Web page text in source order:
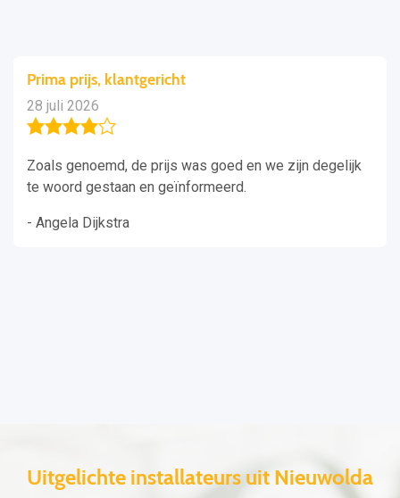
Prima prijs, klantgericht
28 juli 2026
Zoals genoemd, de prijs was goed en we zijn degelijk
te woord gestaan en geïnformeerd.
- Angela Dijkstra
Uitgelichte installateurs uit Nieuwolda